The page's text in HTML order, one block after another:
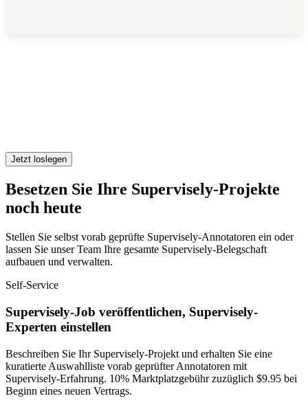
Jetzt loslegen
Besetzen Sie Ihre Supervisely-Projekte
noch heute
Stellen Sie selbst vorab geprüfte Supervisely-Annotatoren ein oder
lassen Sie unser Team Ihre gesamte Supervisely-Belegschaft
aufbauen und verwalten.
Self-Service
Supervisely-Job veröffentlichen, Supervisely-
Experten einstellen
Beschreiben Sie Ihr Supervisely-Projekt und erhalten Sie eine
kuratierte Auswahlliste vorab geprüfter Annotatoren mit
Supervisely-Erfahrung. 10% Marktplatzgebühr zuzüglich $9.95 bei
Beginn eines neuen Vertrags.